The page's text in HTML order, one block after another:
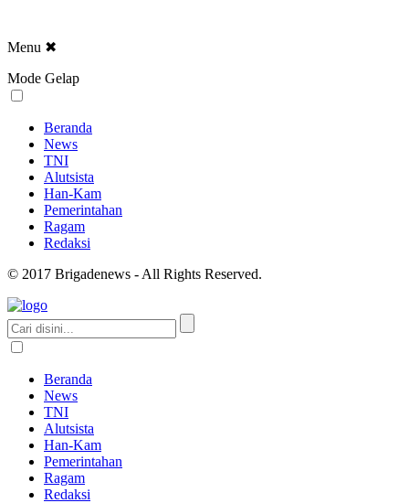
Menu ✖
Mode Gelap
Beranda
News
TNI
Alutsista
Han-Kam
Pemerintahan
Ragam
Redaksi
© 2017 Brigadenews - All Rights Reserved.
Beranda
News
TNI
Alutsista
Han-Kam
Pemerintahan
Ragam
Redaksi